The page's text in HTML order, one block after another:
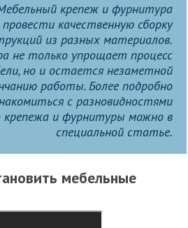
крепеж и фурнитура
качественную сборку
из разных материалов.
не только упрощает процесс
но и остается незаметной
работы. Более подробно
с разновидностями
крепежа и фурнитуры можно в
специальной статье.
мебельные